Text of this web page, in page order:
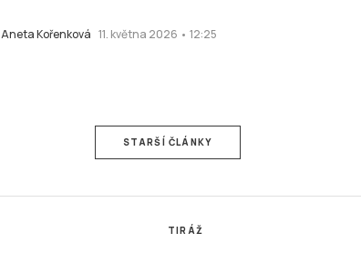
Aneta Kořenková 11. května 2026 • 12:25
STARŠÍ ČLÁNKY
TIRÁŽ